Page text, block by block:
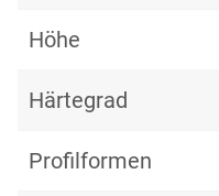
Höhe
Härtegrad
Profilformen